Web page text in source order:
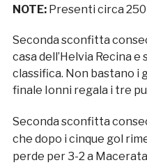
NOTE: Presenti circa
Seconda sconfitta
casa dell’Helvia Recina
classifica. Non bastano i
finale Ionni regala i tre
Seconda sconfitta
che dopo i cinque gol
perde per 3-2 a